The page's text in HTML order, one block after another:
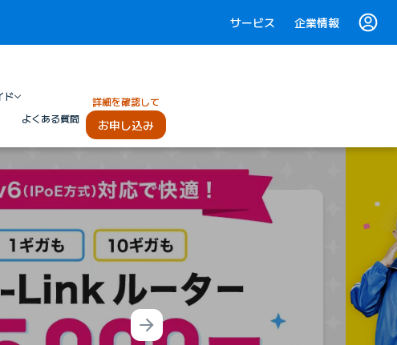
サービス 企業情報
ド
よくある質問
詳細を確認して
お申し込み
Next